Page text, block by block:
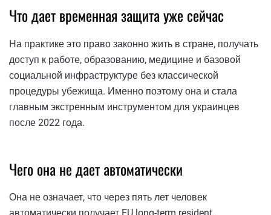
Что дает временная защита уже сейчас
На практике это право законно жить в стране, получать
доступ к работе, образованию, медицине и базовой
социальной инфраструктуре без классической
процедуры убежища. Именно поэтому она и стала
главным экстренным инструментом для украинцев
после 2022 года.
Чего она не дает автоматически
Она не означает, что через пять лет человек